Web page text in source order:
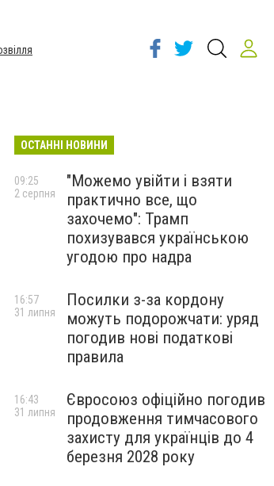
ОСТАННІ НОВИНИ
"Можемо увійти і взяти
практично все, що
захочемо": Трамп
похизувався українською
угодою про надра
09:25
2 серпня
Посилки з-за кордону
можуть подорожчати: уряд
погодив нові податкові
правила
16:57
31 липня
Євросоюз офіційно погодив
продовження тимчасового
захисту для українців до 4
березня 2028 року
16:43
31 липня